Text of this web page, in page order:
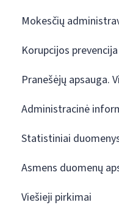
Mokesčių
Korupcijos prevencija
Pranešėjų apsauga.
Administracinė
Statistiniai
Asmens duomenų
Viešieji pirkimai